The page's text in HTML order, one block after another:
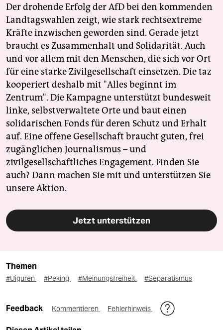
Der drohende Erfolg der AfD bei den kommenden
Landtagswahlen zeigt, wie stark rechtsextreme
Kräfte inzwischen geworden sind. Gerade jetzt
braucht es Zusammenhalt und Solidarität. Auch
und vor allem mit den Menschen, die sich vor Ort
für eine starke Zivilgesellschaft einsetzen. Die taz
kooperiert deshalb mit "Alles beginnt im
Zentrum". Die Kampagne unterstützt bundesweit
linke, selbstverwaltete Orte und baut einen
solidarischen Fonds für deren Schutz und Erhalt
auf. Eine offene Gesellschaft braucht guten, frei
zugänglichen Journalismus – und
zivilgesellschaftliches Engagement. Finden Sie
auch? Dann machen Sie mit und unterstützen Sie
unsere Aktion.
Jetzt unterstützen
Themen
#Uiguren #Peking #Meinungsfreiheit #Separatismus
Feedback Kommentieren Fehlerhinweis